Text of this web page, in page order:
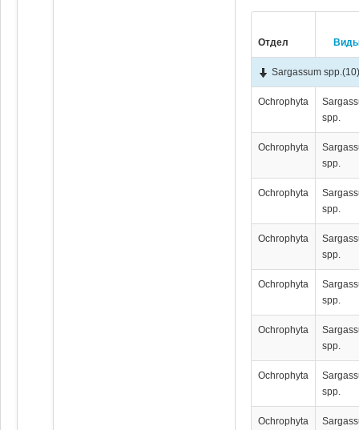
Отдел
Sargassum spp.
Ochrophyta
spp.
Ochrophyta
spp.
Ochrophyta
spp.
Ochrophyta
spp.
Ochrophyta
spp.
Ochrophyta
spp.
Ochrophyta
spp.
Ochrophyta